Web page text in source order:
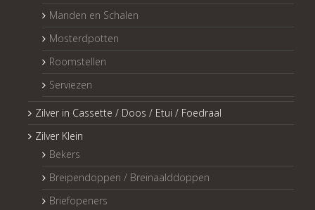
Manden en Schalen
Mosterdpotten
Roomstellen
Serviezen
Zilver in Cassette / Doos / Etui / Foedraal
Zilver Klein
Bekers
Breipendoppen / Breinaalddoppen
Briefopeners